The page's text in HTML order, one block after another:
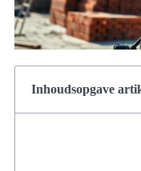
Inhoudsopgave